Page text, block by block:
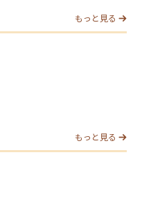
もっと見る
もっと見る